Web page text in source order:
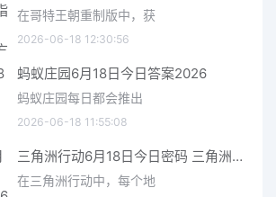
在哥特王朝重制版中，获
2026-06-18 12:30:56
蚂蚁庄园6月18日今日答案2026
蚂蚁庄园每日都会推出
2026-06-18 11:55:08
三角洲行动6月18日今日密码 三角洲行动2026年6月18今日摩斯密码分享
在三角洲行动中，每个地